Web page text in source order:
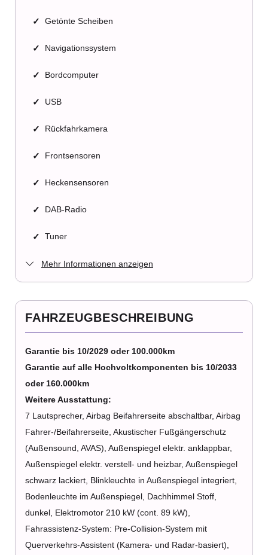
✓ Getönte Scheiben
✓ Navigationssystem
✓ Bordcomputer
✓ USB
✓ Rückfahrkamera
✓ Frontsensoren
✓ Heckensensoren
✓ DAB-Radio
✓ Tuner
Mehr Informationen anzeigen
FAHRZEUGBESCHREIBUNG
Garantie bis 10/2029 oder 100.000km
Garantie auf alle Hochvoltkomponenten bis 10/2033
oder 160.000km
Weitere Ausstattung:
7 Lautsprecher, Airbag Beifahrerseite abschaltbar, Airbag
Fahrer-/Beifahrerseite, Akustischer Fußgängerschutz
(Außensound, AVAS), Außenspiegel elektr. anklappbar,
Außenspiegel elektr. verstell- und heizbar, Außenspiegel
schwarz lackiert, Blinkleuchte in Außenspiegel integriert,
Bodenleuchte im Außenspiegel, Dachhimmel Stoff,
dunkel, Elektromotor 210 kW (cont. 89 kW),
Fahrassistenz-System: Pre-Collision-System mit
Querverkehrs-Assistent (Kamera- und Radar-basiert),